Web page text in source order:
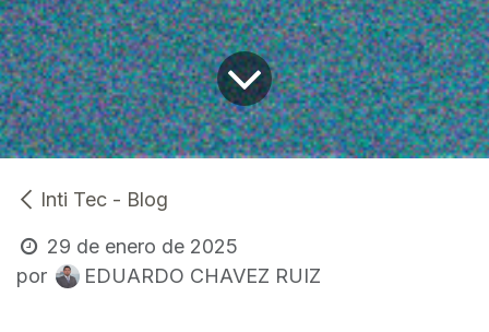
Inti Tec - Blog
29 de enero de 2025
por
EDUARDO CHAVEZ RUIZ